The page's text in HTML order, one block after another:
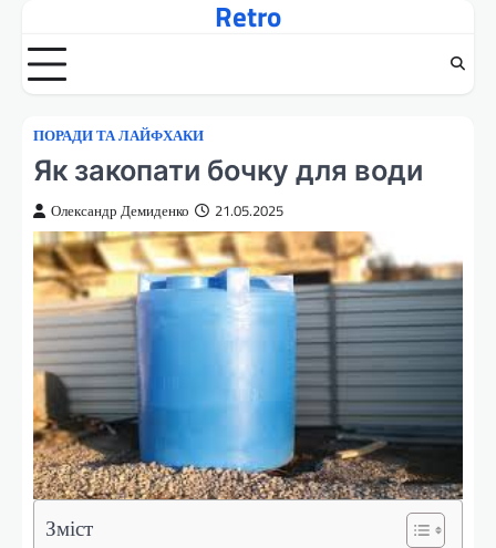
вмісту
Retro
ПОРАДИ ТА ЛАЙФХАКИ
Як закопати бочку для води
Олександр Демиденко 21.05.2025
Зміст